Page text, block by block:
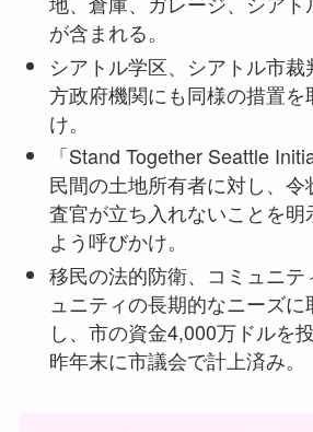
が含まれる。
シアトル学区、シアトル市
方政府機関にも同様の措置
け。
「Stand Together Seattle
民間の土地所有者に対し、令
査官が立ち入れないことを明
よう呼びかけ。
移民の法的防衛、コミュニテ
ュニティの長期的なニーズ
し、市の資金4,000万ドルを
昨年末に市議会で計上済み。